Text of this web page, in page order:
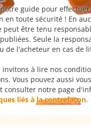
guide pour
en toute sécurité ! En
peut être tenu
Seule la
de l'acheteur en cas de
invitons à lire nos
Vous pouvez aussi
consulter notre page
liés à la contrefaçon.